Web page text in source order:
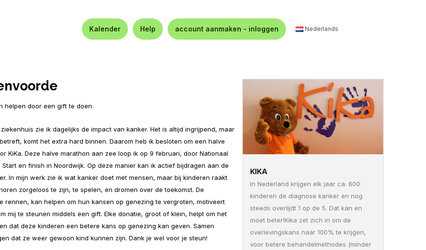
Kalender Help account aanmaken - inloggen Nederlands
helpen door een gift te doen.
zie ik dagelijks de impact van kanker. Het is altijd ingrijpend, maar
komt het extra hard binnen. Daarom heb ik besloten om een halve
KiKa. Deze halve marathon aan zee loop ik op 9 februari, door Nationaal
Start en finish in Noordwijk. Op deze manier kan ik actief bijdragen aan de
In mijn werk zie ik wat kanker doet met mensen, maar bij kinderen raakt
zorgeloos te zijn, te spelen, en dromen over de toekomst. De
rennen, kan helpen om hun kansen op genezing te vergroten, motiveert
mij te steunen middels een gift. Elke donatie, groot of klein, helpt om het
dat deze kinderen een betere kans op genezing kan geven. Samen
dat ze weer gewoon kind kunnen zijn. Dank je wel voor je steun!
KIKA
In Nederland krijgen elk jaar ca. 600
kinderen de diagnose kanker en nog
steeds overlijdt 1 op de 5. Dat kan en
moet beter!Kika zet zich in om de
overlevingskans naar 100% te krijgen,
voor betere behandelmethodes (minder